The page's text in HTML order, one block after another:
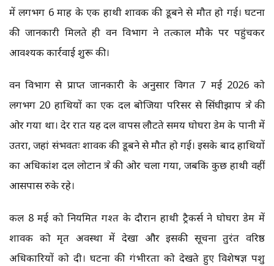
में लगभग 6 माह के एक हाथी शावक की डूबने से मौत हो गई। घटना
की जानकारी मिलते ही वन विभाग ने तत्काल मौके पर पहुंचकर
आवश्यक कार्रवाई शुरू की।
वन विभाग से प्राप्त जानकारी के अनुसार विगत 7 मई 2026 को
लगभग 20 हाथियों का एक दल बोजिया परिसर से सिंघीझाप क्षेत्र की
ओर गया था। देर रात यह दल वापस लौटते समय घोघरा डेम के पानी में
उतरा, जहां संभवतः शावक की डूबने से मौत हो गई। इसके बाद हाथियों
का अधिकांश दल लोटान क्षेत्र की ओर चला गया, जबकि कुछ हाथी वहीं
आसपास रुके रहे।
कल 8 मई को नियमित गश्त के दौरान हाथी ट्रैकर्स ने घोघरा डेम में
शावक को मृत अवस्था में देखा और इसकी सूचना तुरंत वरिष्ठ
अधिकारियों को दी। घटना की गंभीरता को देखते हुए विशेषज्ञ पशु